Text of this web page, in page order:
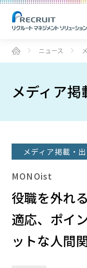
ニュース
メディア掲
メディア掲載・
MONOist
役職を外れ
適応、ポイ
ットな人間